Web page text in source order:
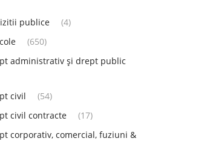
publice
(4)
(650)
administrativ și drept public
civil
(54)
civil contracte
(17)
corporativ, comercial, fuziuni &